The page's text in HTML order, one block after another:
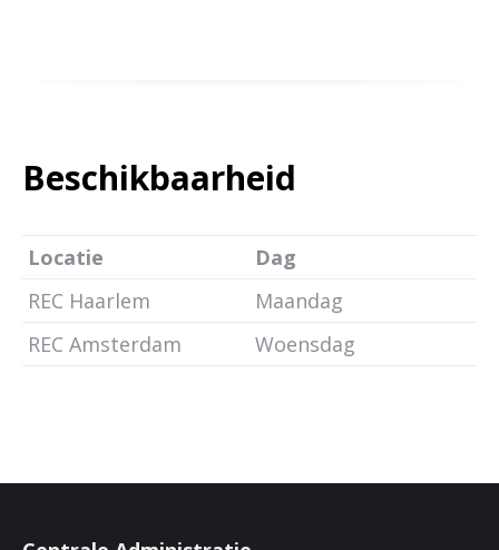
Beschikbaarheid
Locatie
Dag
REC Haarlem
Maandag
REC Amsterdam
Woensdag